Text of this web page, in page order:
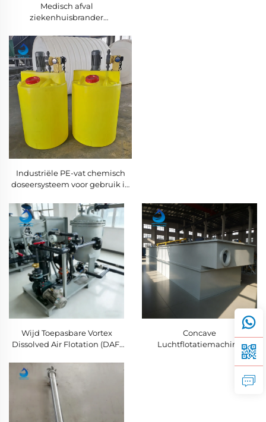
Medisch afval
ziekenhuisbrander
Industriële PE-vat chemisch
doseersysteem voor gebruik in
Wijd Toepasbare Vortex
Dissolved Air Flotation (DAF)
afvalwaterbehandeling
Concave
Luchtflotatiemachine